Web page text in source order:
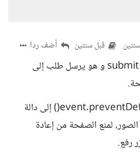
قبل سنتين أضف ردا
لاحظ زر الرفع هو من نوع submit و هو يرسل طلب إلى
حاول إضافة خاصية event.preventDefault() إلى دالة
الصور، لمنع الصفحة من إعادة
رفع.